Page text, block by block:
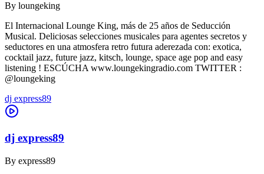
By loungeking
El Internacional Lounge King, más de 25 años de Seducción
Musical. Deliciosas selecciones musicales para agentes secretos y
seductores en una atmosfera retro futura aderezada con: exotica,
cocktail jazz, future jazz, kitsch, lounge, space age pop and easy
listening ! ESCÚCHA www.loungekingradio.com TWITTER :
@loungeking
dj express89
dj express89
By express89